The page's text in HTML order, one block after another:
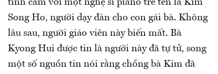
tình cảm với một nghệ sĩ piano trẻ tên là Kim
Song Ho, người dạy đàn cho con gái bà. Không
lâu sau, người giáo viên này biến mất. Bà
Kyong Hui được tin là người này đã tự tử, song
một số nguồn tin nói rằng chồng bà Kim đã